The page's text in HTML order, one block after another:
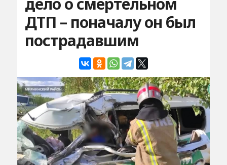
ДТП – поначалу он был
пострадавшим